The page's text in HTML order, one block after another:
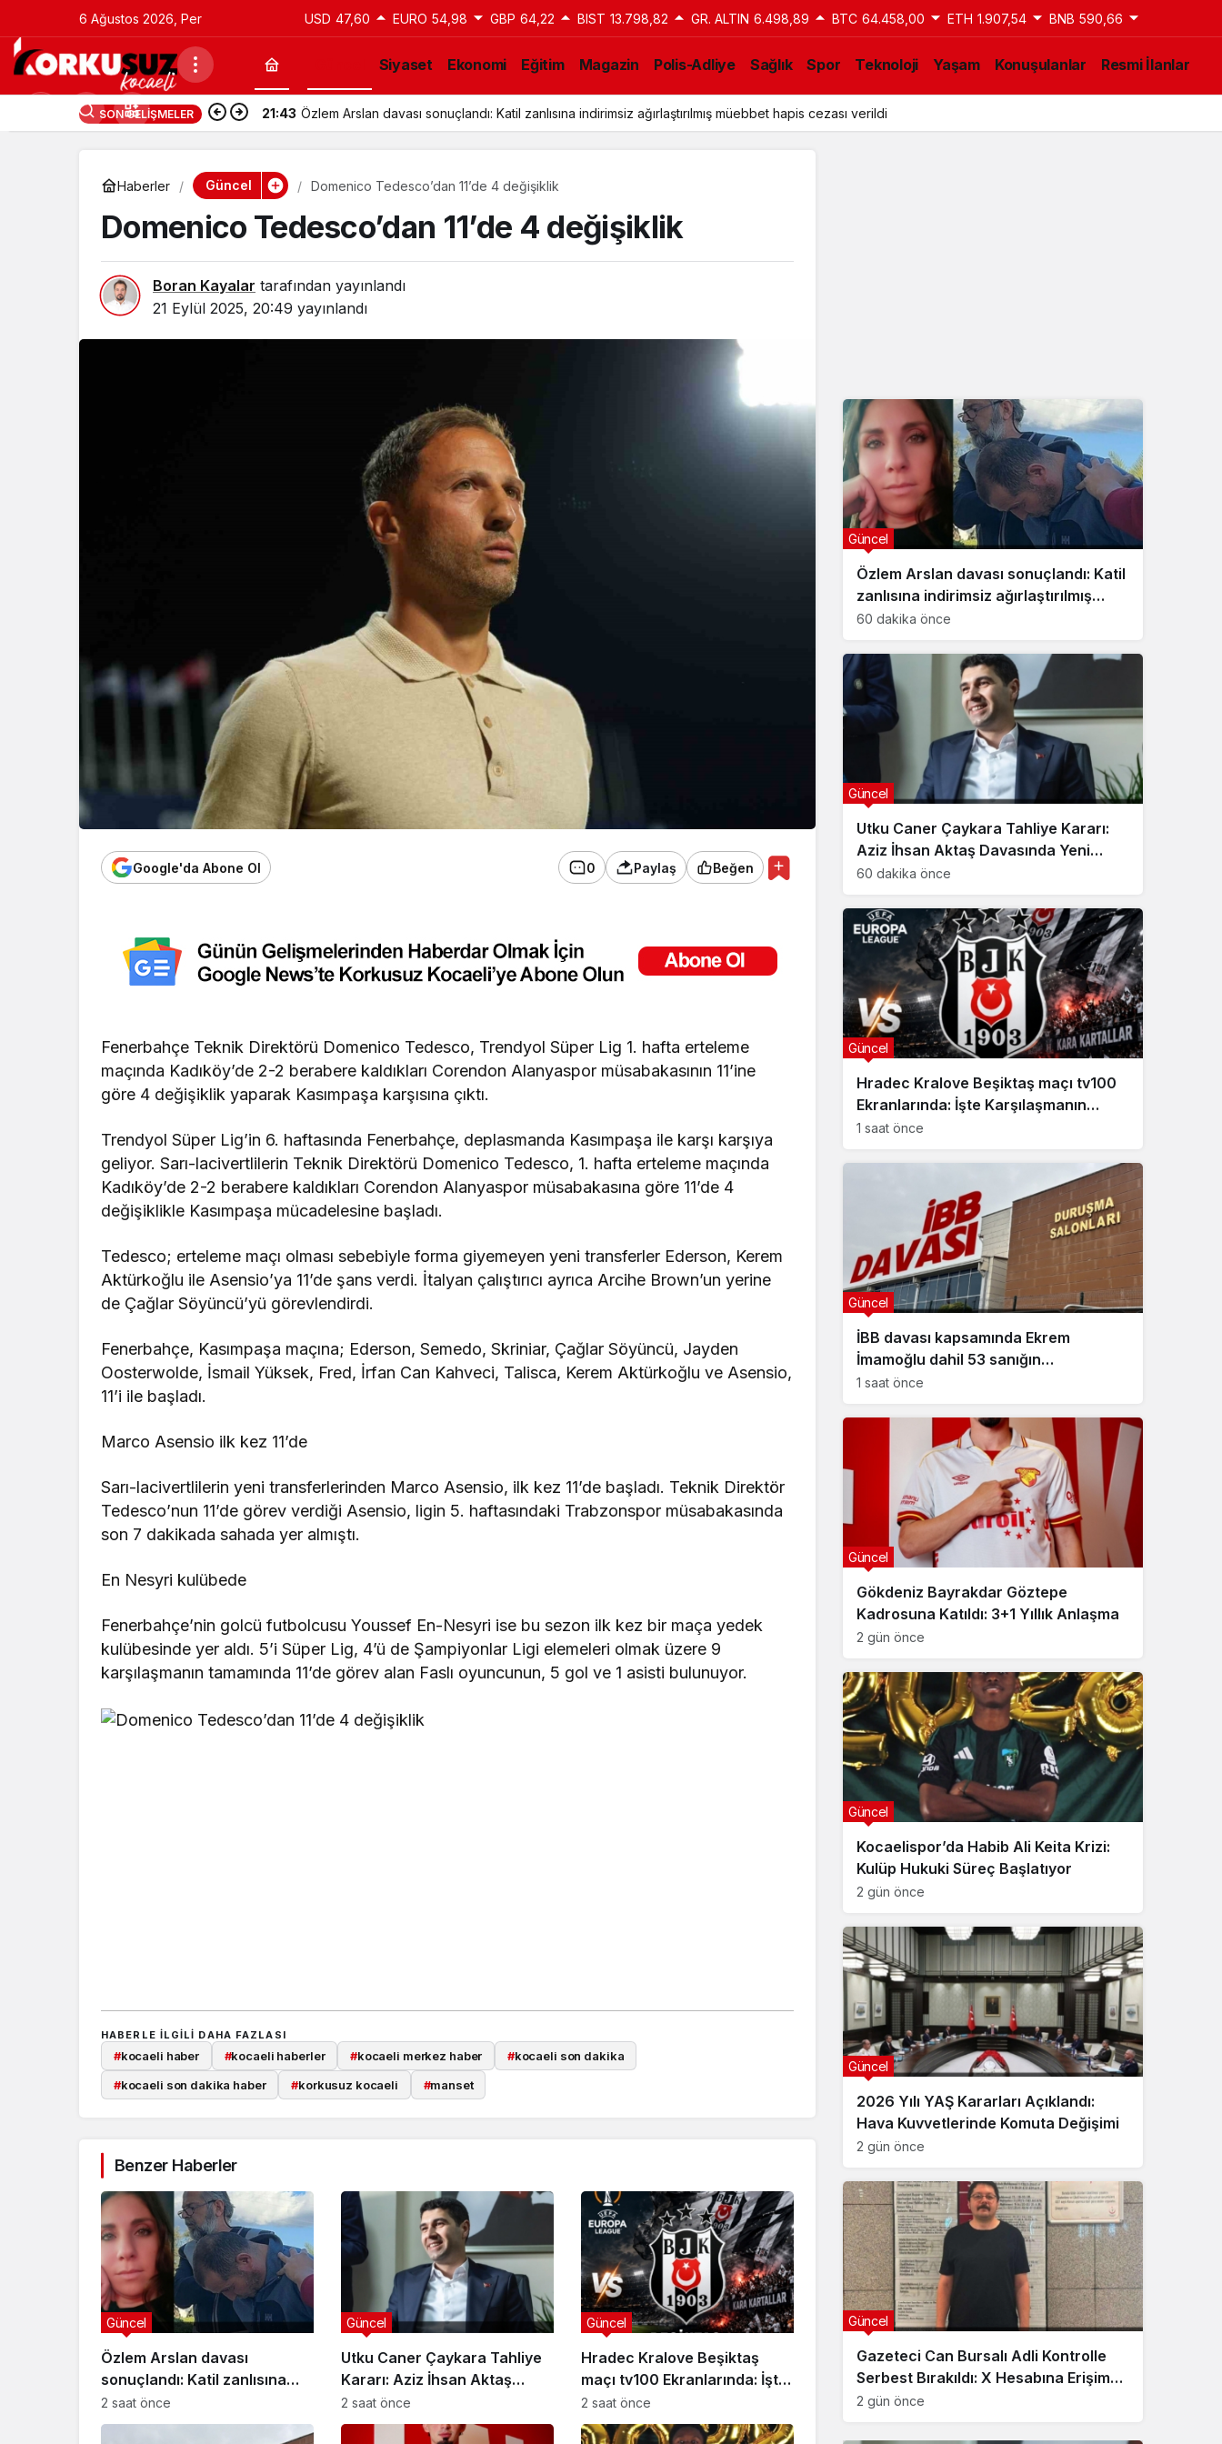
6 Ağustos 2026, Per USD 47,60 EURO 54,98 GBP 64,22 BIST 13.798,82 GR. ALTIN 6.498,89 BTC 64.458,00 ETH 1.907,54 BNB 590,66
Siyaset Ekonomi Eğitim Magazin Polis-Adliye Sağlık Spor Teknoloji Yaşam Konuşulanlar Resmi İlanlar
SON GELIŞMELER 21:43 Özlem Arslan davası sonuçlandı: Katil zanlısına indirimsiz ağırlaştırılmış müebbet hapis cezası verildi
Haberler Güncel Domenico Tedesco’dan 11’de 4 değişiklik
Domenico Tedesco’dan 11’de 4 değişiklik
Boran Kayalar tarafından yayınlandı
21 Eylül 2025, 20:49 yayınlandı
Google'da Abone Ol 0 Paylaş Beğen
Fenerbahçe Teknik Direktörü Domenico Tedesco, Trendyol Süper Lig 1. hafta erteleme
maçında Kadıköy’de 2-2 berabere kaldıkları Corendon Alanyaspor müsabakasının 11’ine
göre 4 değişiklik yaparak Kasımpaşa karşısına çıktı.
Trendyol Süper Lig’in 6. haftasında Fenerbahçe, deplasmanda Kasımpaşa ile karşı karşıya
geliyor. Sarı-lacivertlilerin Teknik Direktörü Domenico Tedesco, 1. hafta erteleme maçında
Kadıköy’de 2-2 berabere kaldıkları Corendon Alanyaspor müsabakasına göre 11’de 4
değişiklikle Kasımpaşa mücadelesine başladı.
Tedesco; erteleme maçı olması sebebiyle forma giyemeyen yeni transferler Ederson, Kerem
Aktürkoğlu ile Asensio’ya 11’de şans verdi. İtalyan çalıştırıcı ayrıca Arcihe Brown’un yerine
de Çağlar Söyüncü’yü görevlendirdi.
Fenerbahçe, Kasımpaşa maçına; Ederson, Semedo, Skriniar, Çağlar Söyüncü, Jayden
Oosterwolde, İsmail Yüksek, Fred, İrfan Can Kahveci, Talisca, Kerem Aktürkoğlu ve Asensio,
11’i ile başladı.
Marco Asensio ilk kez 11’de
Sarı-lacivertlilerin yeni transferlerinden Marco Asensio, ilk kez 11’de başladı. Teknik Direktör
Tedesco’nun 11’de görev verdiği Asensio, ligin 5. haftasındaki Trabzonspor müsabakasında
son 7 dakikada sahada yer almıştı.
En Nesyri kulübede
Fenerbahçe’nin golcü futbolcusu Youssef En-Nesyri ise bu sezon ilk kez bir maça yedek
kulübesinde yer aldı. 5’i Süper Lig, 4’ü de Şampiyonlar Ligi elemeleri olmak üzere 9
karşılaşmanın tamamında 11’de görev alan Faslı oyuncunun, 5 gol ve 1 asisti bulunuyor.
HABERLE ILGILI DAHA FAZLASI
#kocaeli haber #kocaeli haberler #kocaeli merkez haber #kocaeli son dakika
#kocaeli son dakika haber #korkusuz kocaeli #manset
Benzer Haberler
Özlem Arslan davası
sonuçlandı: Katil zanlısına
indirimsiz ağırlaştırılmış
müebbet hapis cezası verildi
Güncel
2 saat önce
Utku Caner Çaykara Tahliye
Kararı: Aziz İhsan Aktaş
Davasında Yeni Gelişme
Güncel
2 saat önce
Hradec Kralove Beşiktaş
maçı tv100 Ekranlarında: İşte
Karşılaşmanın Detayları
Güncel
2 saat önce
Özlem Arslan davası sonuçlandı: Katil
zanlısına indirimsiz ağırlaştırılmış
müebbet hapis cezası verildi
60 dakika önce
Güncel
Utku Caner Çaykara Tahliye Kararı:
Aziz İhsan Aktaş Davasında Yeni
Gelişme
60 dakika önce
Güncel
Hradec Kralove Beşiktaş maçı tv100
Ekranlarında: İşte Karşılaşmanın
Detayları
1 saat önce
Güncel
İBB davası kapsamında Ekrem
İmamoğlu dahil 53 sanığın
tutukluluğuna devam kararı
1 saat önce
Güncel
Gökdeniz Bayrakdar Göztepe
Kadrosuna Katıldı: 3+1 Yıllık Anlaşma
2 gün önce
Güncel
Kocaelispor’da Habib Ali Keita Krizi:
Kulüp Hukuki Süreç Başlatıyor
2 gün önce
Güncel
2026 Yılı YAŞ Kararları Açıklandı:
Hava Kuvvetlerinde Komuta Değişimi
2 gün önce
Güncel
Gazeteci Can Bursalı Adli Kontrolle
Serbest Bırakıldı: X Hesabına Erişim
Engeli Getirildi
2 gün önce
Güncel